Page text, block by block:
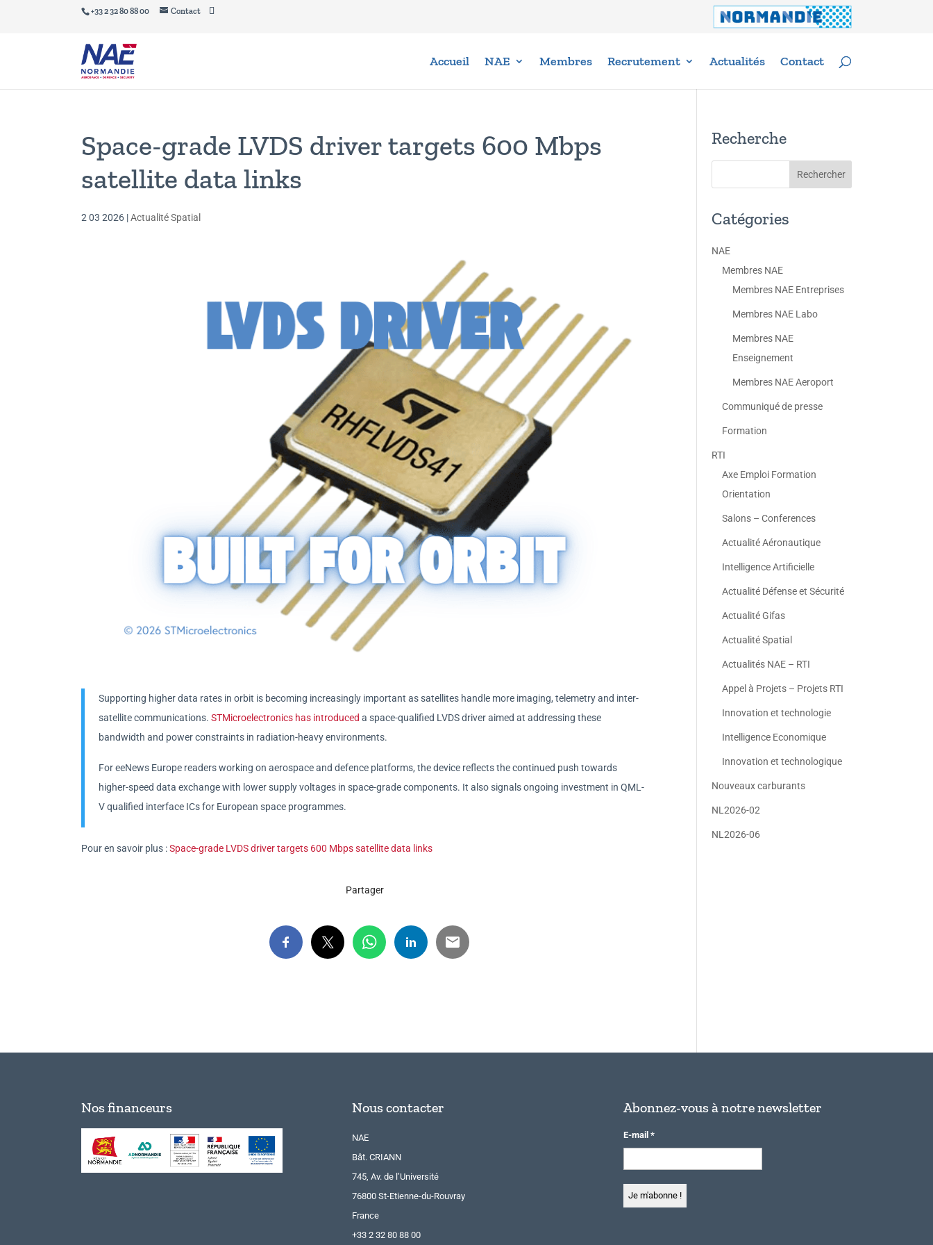
+33 2 32 80 88 00 Contact
Accueil NAE Membres Recrutement Actualités Contact
Space-grade LVDS driver targets 600 Mbps
satellite data links
2 03 2026 |Actualité Spatial
Supporting higher data rates in orbit is becoming increasingly important as satellites handle more imaging, telemetry and inter-
satellite communications. STMicroelectronics has introduced a space-qualified LVDS driver aimed at addressing these
bandwidth and power constraints in radiation-heavy environments.
For eeNews Europe readers working on aerospace and defence platforms, the device reflects the continued push towards
higher-speed data exchange with lower supply voltages in space-grade components. It also signals ongoing investment in QML-
V qualified interface ICs for European space programmes.
Pour en savoir plus :Space-grade LVDS driver targets 600 Mbps satellite data links
Partager
Recherche
Catégories
NAE
Membres NAE
Membres NAE Entreprises
Membres NAE Labo
Membres NAE
Enseignement
Membres NAE Aeroport
Communiqué de presse
Formation
RTI
Axe Emploi Formation
Orientation
Salons – Conferences
Actualité Aéronautique
Intelligence Artificielle
Actualité Défense et Sécurité
Actualité Gifas
Actualité Spatial
Actualités NAE – RTI
Appel à Projets – Projets RTI
Innovation et technologie
Intelligence Economique
Innovation et technologique
Nouveaux carburants
NL2026-02
NL2026-06
Nos financeurs Nous contacter
NAE
Bât. CRIANN
745, Av. de l’Université
76800 St-Etienne-du-Rouvray
France
+33 2 32 80 88 00
Abonnez-vous à notre newsletter
E-mail *